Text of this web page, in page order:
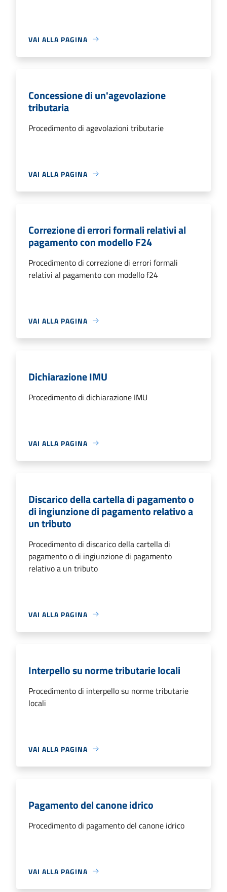
VAI ALLA PAGINA
Concessione di un'agevolazione
tributaria
Procedimento di agevolazioni tributarie
VAI ALLA PAGINA
Correzione di errori formali relativi al
pagamento con modello F24
Procedimento di correzione di errori formali
relativi al pagamento con modello f24
VAI ALLA PAGINA
Dichiarazione IMU
Procedimento di dichiarazione IMU
VAI ALLA PAGINA
Discarico della cartella di pagamento o
di ingiunzione di pagamento relativo a
un tributo
Procedimento di discarico della cartella di
pagamento o di ingiunzione di pagamento
relativo a un tributo
VAI ALLA PAGINA
Interpello su norme tributarie locali
Procedimento di interpello su norme tributarie
locali
VAI ALLA PAGINA
Pagamento del canone idrico
Procedimento di pagamento del canone idrico
VAI ALLA PAGINA